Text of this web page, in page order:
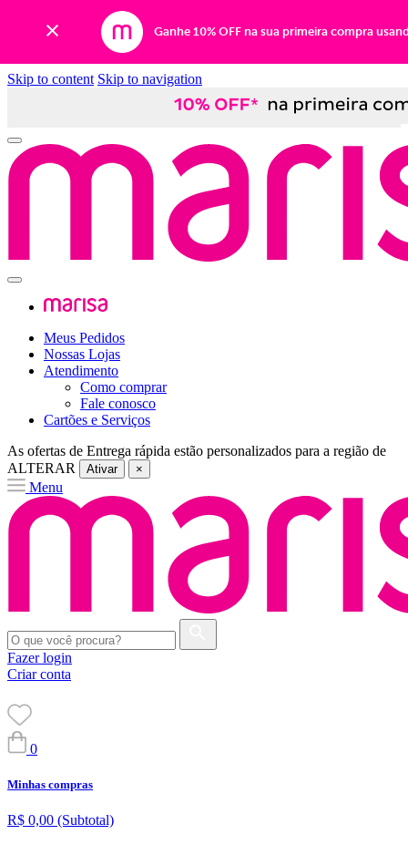
Ganhe 10% OFF na sua primeira compra
Skip to content Skip to navigation
Meus Pedidos
Nossas Lojas
Atendimento
Como comprar
Fale conosco
Cartões e Serviços
As ofertas de Entrega rápida estão personalizados para a região de
ALTERAR
Ativar ×
Menu
Fazer login
Criar conta
0
Minhas compras
R$ 0,00 (Subtotal)